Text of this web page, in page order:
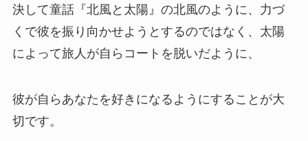
決して童話『北風と太陽』の北風のように、力づ
くで彼を振り向かせようとするのではなく、太陽
によって旅人が自らコートを脱いだように、
彼が自らあなたを好きになるようにすることが大
切です。